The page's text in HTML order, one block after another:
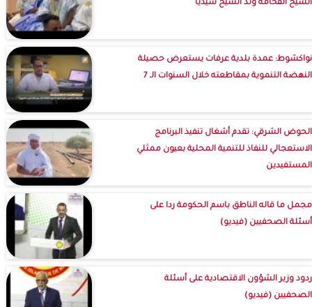
الشيخ الفخامة ولد الشيخ سيديا
نواكشوط: عمدة بلدية عرفات يستعرض حصيلة
النهضة التنموية بمقاطعته خلال السنوات الـ 7
الحوض الشرقي: تقدم أشغال تنفيذ البرنامج
الاستعجالي للنفاذ للتنمية المحلية بعيون ممثلي
المستفيدين
مجمل ما قاله الناطق باسم الحكومة ردا على
أسئلة الصحفيين (فيديو)
ردود وزير الشؤون الاقتصادية على أسئلة
الصحفيين (فيديو)